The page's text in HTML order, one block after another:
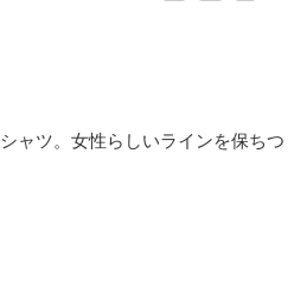
シャツ。女性らしいラインを保ちつ